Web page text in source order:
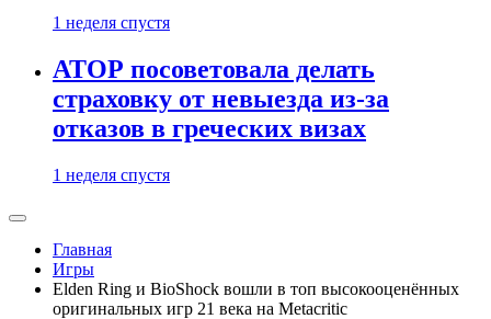
1 неделя спустя
АТОР посоветовала делать
страховку от невыезда из-за
отказов в греческих визах
1 неделя спустя
Главная
Игры
Elden Ring и BioShock вошли в топ высокооценённых
оригинальных игр 21 века на Metacritic